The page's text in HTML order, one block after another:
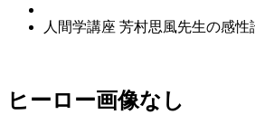
人間学講座 芳村思風先生の感性
ヒーロー画像なし